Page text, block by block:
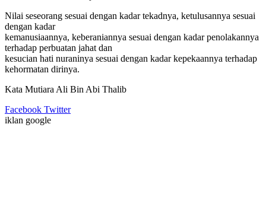
Nilai seseorang sesuai dengan kadar tekadnya, ketulusannya sesuai
dengan kadar
kemanusiaannya, keberaniannya sesuai dengan kadar penolakannya
terhadap perbuatan jahat dan
kesucian hati nuraninya sesuai dengan kadar kepekaannya terhadap
kehormatan dirinya.
Kata Mutiara Ali Bin Abi Thalib
Facebook TwitterLinkedIn
Pinterest
Messenger
Messenger
WhatsApp
Telegram
Line
Share
Print
iklan google